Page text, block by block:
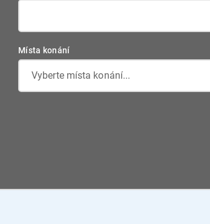
Místa konání
Vyberte místa konání...